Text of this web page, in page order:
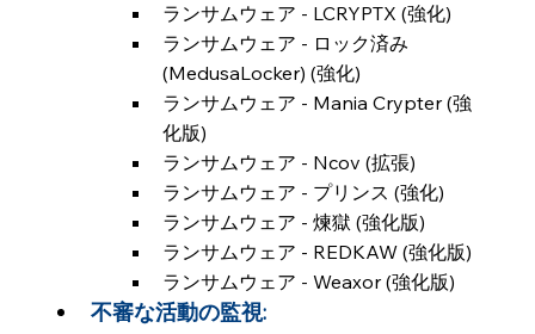
ランサムウェア - LCRYPTX (強化)
ランサムウェア - ロック済み
(MedusaLocker) (強化)
ランサムウェア - Mania Crypter (強
化版)
ランサムウェア - Ncov (拡張)
ランサムウェア - プリンス (強化)
ランサムウェア - 煉獄 (強化版)
ランサムウェア - REDKAW (強化版)
ランサムウェア - Weaxor (強化版)
不審な活動の監視: